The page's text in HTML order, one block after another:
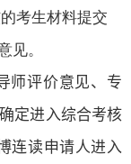
考生材料提交
见。
师评价意见、专
定进入综合考核
连读申请人进入